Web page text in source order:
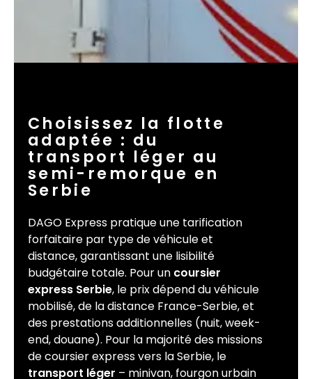
Choisissez la flotte
adaptée : du
transport léger au
semi-remorque en
Serbie
DAGO Express pratique une tarification
forfaitaire par type de véhicule et
distance, garantissant une lisibilité
budgétaire totale. Pour un coursier
express Serbie, le prix dépend du véhicule
mobilisé, de la distance France-Serbie, et
des prestations additionnelles (nuit, week-
end, douane). Pour la majorité des missions
de coursier express vers la Serbie, le
transport léger – minivan, fourgon urbain